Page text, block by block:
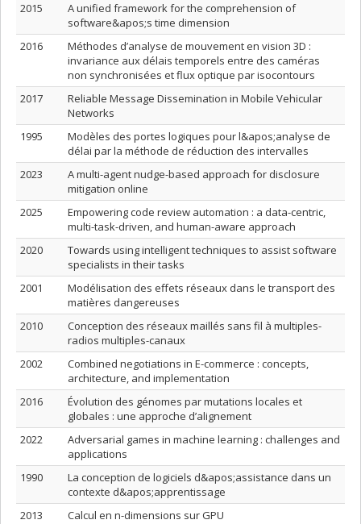
2015
A unified framework for the comprehension of
software&apos;s time dimension
2016
Méthodes d’analyse de mouvement en vision 3D :
invariance aux délais temporels entre des caméras
non synchronisées et flux optique par isocontours
2017
Reliable Message Dissemination in Mobile Vehicular
Networks
1995
Modèles des portes logiques pour l&apos;analyse de
délai par la méthode de réduction des intervalles
2023
A multi-agent nudge-based approach for disclosure
mitigation online
2025
Empowering code review automation : a data-centric,
multi-task-driven, and human-aware approach
2020
Towards using intelligent techniques to assist software
specialists in their tasks
2001
Modélisation des effets réseaux dans le transport des
matières dangereuses
2010
Conception des réseaux maillés sans fil à multiples-
radios multiples-canaux
2002
Combined negotiations in E-commerce : concepts,
architecture, and implementation
2016
Évolution des génomes par mutations locales et
globales : une approche d’alignement
2022
Adversarial games in machine learning : challenges and
applications
1990
La conception de logiciels d&apos;assistance dans un
contexte d&apos;apprentissage
2013
Calcul en n-dimensions sur GPU